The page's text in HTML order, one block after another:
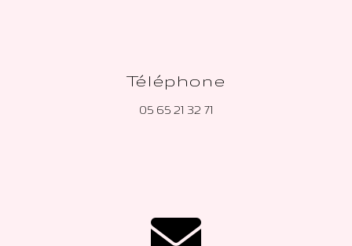
Téléphone
05 65 21 32 71